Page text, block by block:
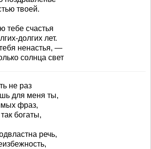
твоей.
тебе счастья
долгих лет.
ненастья, —
солнца свет
не раз
для меня ты,
фраз,
богаты,
речь,